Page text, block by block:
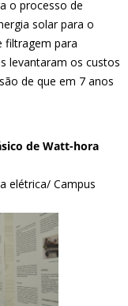
o processo de
solar para o
filtragem para
levantaram os custos
de que em 7 anos
de Watt-hora
elétrica/ Campus